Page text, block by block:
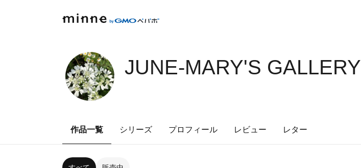
JUNE-MARY'S GALLERY
作品一覧 シリーズ プロフィール レビュー レター